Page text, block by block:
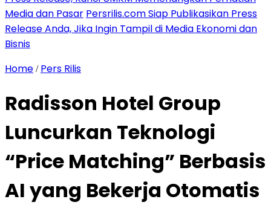
Media dan Pasar Persrilis.com Siap Publikasikan Press
Release Anda, Jika Ingin Tampil di Media Ekonomi dan
Bisnis
Home / Pers Rilis
Radisson Hotel Group
Luncurkan Teknologi
“Price Matching” Berbasis
AI yang Bekerja Otomatis